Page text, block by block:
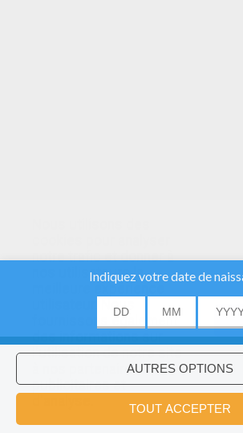
notre trafic et donner à
nos utilisateurs la
meilleure expérience
utilisateur. Nous
fournissons également
des informations sur
l'utilisation de notre site
à nos partenaires
publicitaires et
Voulez-vous installer
Hellokids?
OK